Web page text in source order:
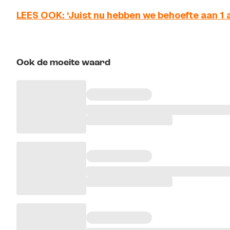
LEES OOK: ‘Juist nu hebben we behoefte aan 1
Ook de moeite waard